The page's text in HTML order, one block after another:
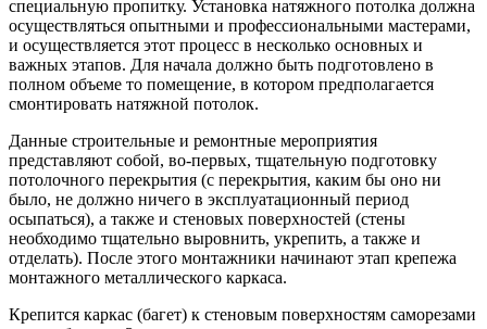
специальную пропитку. Установка натяжного потолка должна
осуществляться опытными и профессиональными мастерами,
и осуществляется этот процесс в несколько основных и
важных этапов. Для начала должно быть подготовлено в
полном объеме то помещение, в котором предполагается
смонтировать натяжной потолок.
Данные строительные и ремонтные мероприятия
представляют собой, во-первых, тщательную подготовку
потолочного перекрытия (с перекрытия, каким бы оно ни
было, не должно ничего в эксплуатационный период
осыпаться), а также и стеновых поверхностей (стены
необходимо тщательно выровнить, укрепить, а также и
отделать). После этого монтажники начинают этап крепежа
монтажного металлического каркаса.
Крепится каркас (багет) к стеновым поверхностям саморезами